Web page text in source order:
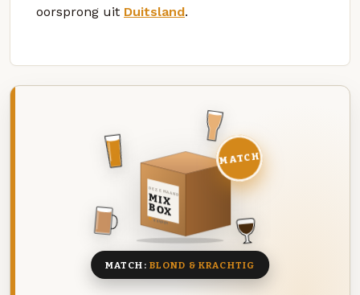
oorsprong uit Duitsland.
DEZE MAAND
MIX
BOX
8 BIEREN
MATCH
MATCH: BLOND & KRACHTIG